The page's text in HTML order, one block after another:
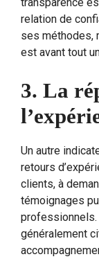
relation de
ses méthodes,
est avant tout
3. La
Un autre
retours
clients, à
témoignages
professionnels.
généralement